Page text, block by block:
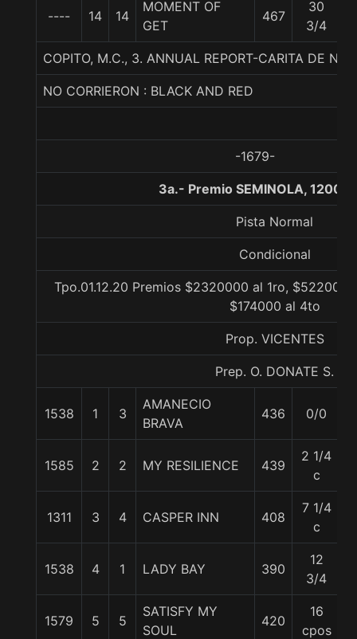
---- 14 14
MOMENT OF
GET
467
30
3/4
COPITO, M.C., 3. ANNUAL REPORT-CARITA DE
NO CORRIERON : BLACK AND RED
-1679-
3a.- Premio SEMINOLA, 1200
Pista Normal
Condicional
Tpo.01.12.20 Premios $2320000 al 1ro,
$174000 al 4to
Prop. VICENTES
Prep. O. DONATE S.
1538 1 3
AMANECIO
BRAVA
436 0/0
1585 2 2 MY RESILIENCE 439
2 1/4
c
1311 3 4 CASPER INN 408
7 1/4
c
1538 4 1 LADY BAY 390
12
3/4
1579 5 5
SATISFY MY
SOUL
420
16
cpos